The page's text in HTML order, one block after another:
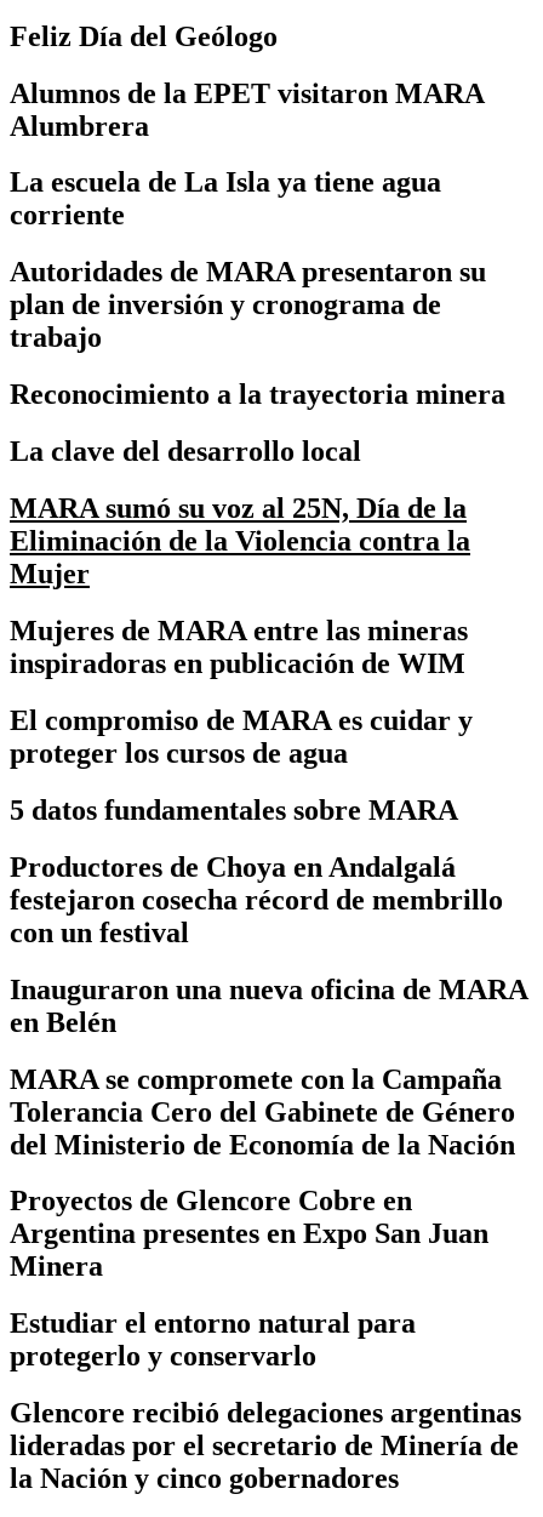
Feliz Día del Geólogo
Alumnos de la EPET visitaron MARA
Alumbrera
La escuela de La Isla ya tiene agua
corriente
Autoridades de MARA presentaron su
plan de inversión y cronograma de
trabajo
Reconocimiento a la trayectoria minera
La clave del desarrollo local
MARA sumó su voz al 25N, Día de la
Eliminación de la Violencia contra la
Mujer
Mujeres de MARA entre las mineras
inspiradoras en publicación de WIM
El compromiso de MARA es cuidar y
proteger los cursos de agua
5 datos fundamentales sobre MARA
Productores de Choya en Andalgalá
festejaron cosecha récord de membrillo
con un festival
Inauguraron una nueva oficina de MARA
en Belén
MARA se compromete con la Campaña
Tolerancia Cero del Gabinete de Género
del Ministerio de Economía de la Nación
Proyectos de Glencore Cobre en
Argentina presentes en Expo San Juan
Minera
Estudiar el entorno natural para
protegerlo y conservarlo
Glencore recibió delegaciones argentinas
lideradas por el secretario de Minería de
la Nación y cinco gobernadores